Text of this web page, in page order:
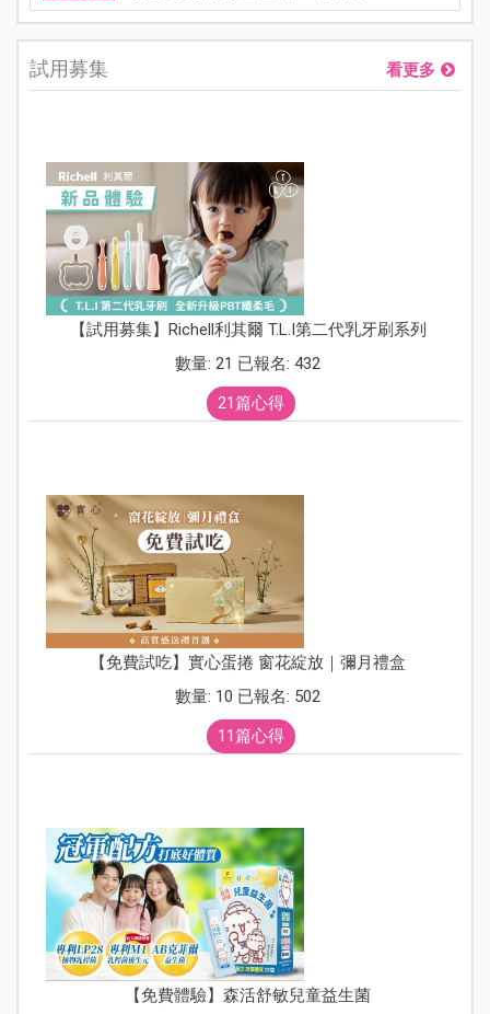
試用募集 看更多
【試用募集】Richell利其爾 T.L.I第二代乳牙刷系列
數量: 21 已報名: 432
21篇心得
【免費試吃】實心蛋捲 窗花綻放｜彌月禮盒
數量: 10 已報名: 502
11篇心得
【免費體驗】森活舒敏兒童益生菌